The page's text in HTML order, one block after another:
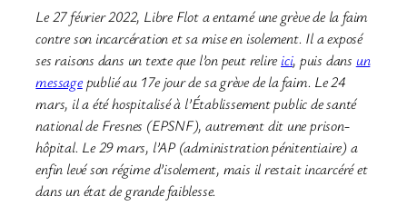
Le 27 février 2022, Libre Flot a entamé une grève de la faim
contre son incarcération et sa mise en isolement. Il a exposé
ses raisons dans un texte que l’on peut relireici, puis dans un
messagepublié au 17e jour de sa grève de la faim. Le 24
mars, il a été hospitalisé à l’Établissement public de santé
national de Fresnes (EPSNF), autrement dit une prison-
hôpital. Le 29 mars, l’AP (administration pénitentiaire) a
enfin levé son régime d’isolement, mais il restait incarcéré et
dans un état de grande faiblesse.